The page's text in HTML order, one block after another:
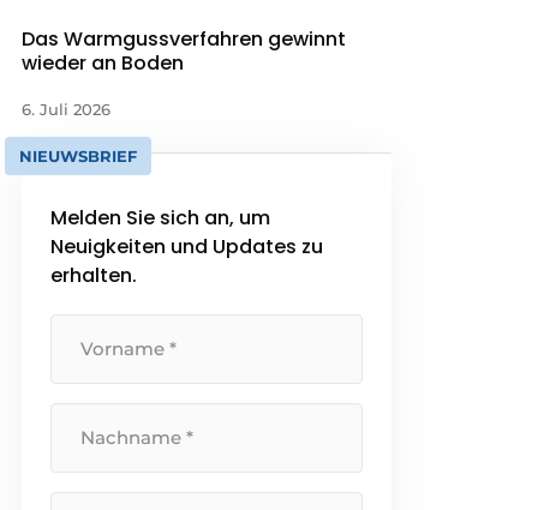
Das Warmgussverfahren gewinnt
wieder an Boden
6. Juli 2026
NIEUWSBRIEF
Melden Sie sich an, um
Neuigkeiten und Updates zu
erhalten.